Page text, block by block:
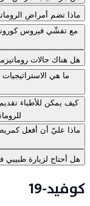
ماذا تضم أمراض
مع تفشّي فيروس
هل هناك حالات
ما هي
كيف يمكن للأطباء
ماذا عليّ أن أفعل
هل أحتاج لزيارة
كوفيد-19